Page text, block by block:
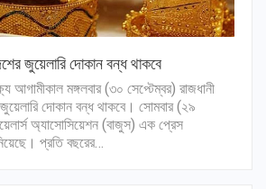
জুয়েলারি দোকান বন্ধ থাকবে
আগামীকাল মঙ্গলবার (৩০ সেপ্টেম্বর) রাজধানী
জুয়েলারি দোকান বন্ধ থাকবে। সোমবার (২৯
অ্যাসোসিয়েশন (বাজুস) এক প্রেস
প্রতি বছরের…